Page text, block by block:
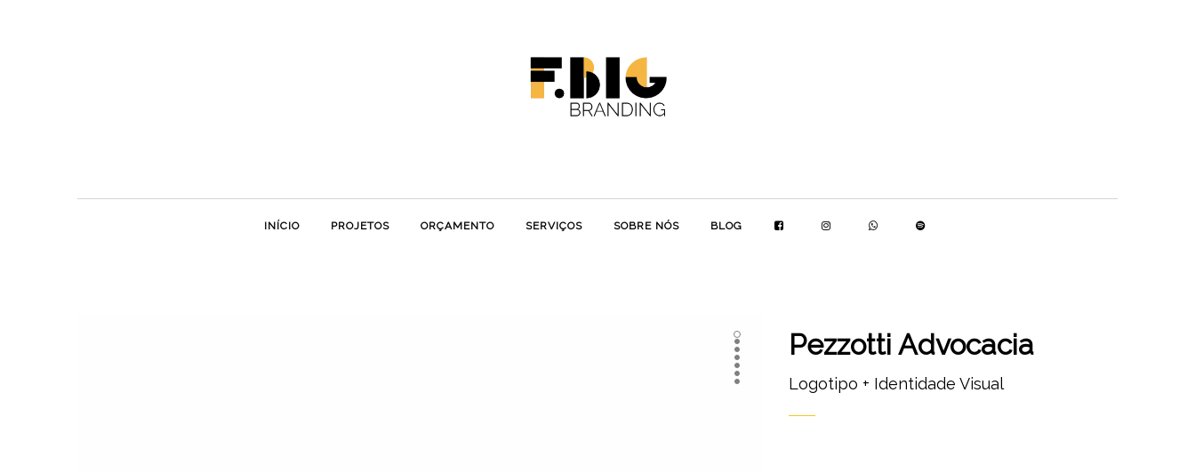
INÍCIO PROJETOS ORÇAMENTO SERVIÇOS SOBRE NÓS BLOG
Pezzotti Advocacia
Logotipo + Identidade Visual